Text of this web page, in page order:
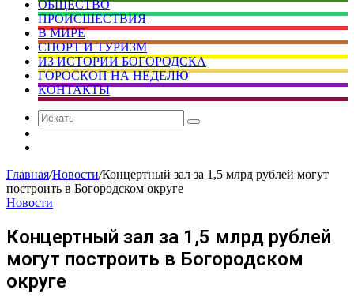
ОБЩЕСТВО
ПРОИСШЕСТВИЯ
В МИРЕ
СПОРТ И ТУРИЗМ
ИЗ ИСТОРИИ БОГОРОДСКА
ГОРОСКОП НА НЕДЕЛЮ
КОНТАКТЫ
Искать
Главная/Новости/Концертный зал за 1,5 млрд рублей могут
построить в Богородском округе
Новости
Концертный зал за 1,5 млрд рублей
могут построить в Богородском
округе